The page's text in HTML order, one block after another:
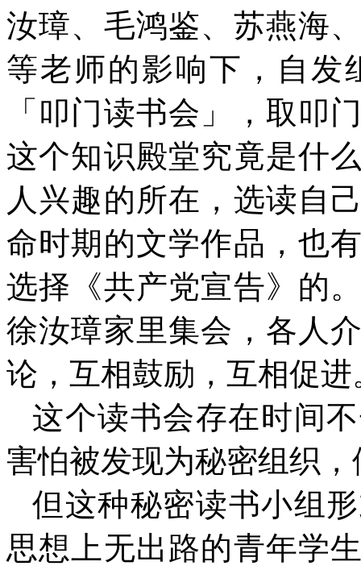
汝璋、毛鸿鉴、苏燕海
等老师的影响下，自发
「叩门读书会」，取叩
这个知识殿堂究竟是什
人兴趣的所在，选读自
命时期的文学作品，也
选择《共产党宣告》的
徐汝璋家里集会，各人
论，互相鼓励，互相促进
这个读书会存在时间
害怕被发现为秘密组织
但这种秘密读书小组
思想上无出路的青年学